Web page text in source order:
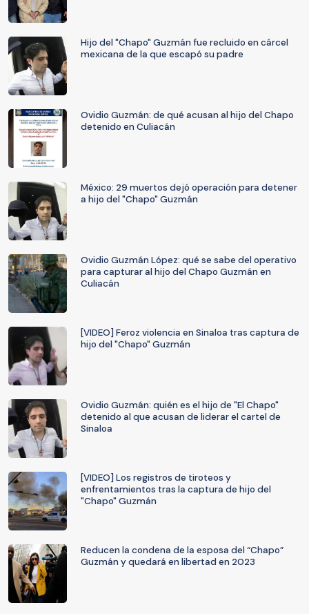
Hijo del "Chapo" Guzmán fue recluido en cárcel
mexicana de la que escapó su padre
Ovidio Guzmán: de qué acusan al hijo del Chapo
detenido en Culiacán
México: 29 muertos dejó operación para detener
a hijo del "Chapo" Guzmán
Ovidio Guzmán López: qué se sabe del operativo
para capturar al hijo del Chapo Guzmán en
Culiacán
[VIDEO] Feroz violencia en Sinaloa tras captura de
hijo del "Chapo" Guzmán
Ovidio Guzmán: quién es el hijo de "El Chapo"
detenido al que acusan de liderar el cartel de
Sinaloa
[VIDEO] Los registros de tiroteos y
enfrentamientos tras la captura de hijo del
"Chapo" Guzmán
Reducen la condena de la esposa del “Chapo”
Guzmán y quedará en libertad en 2023